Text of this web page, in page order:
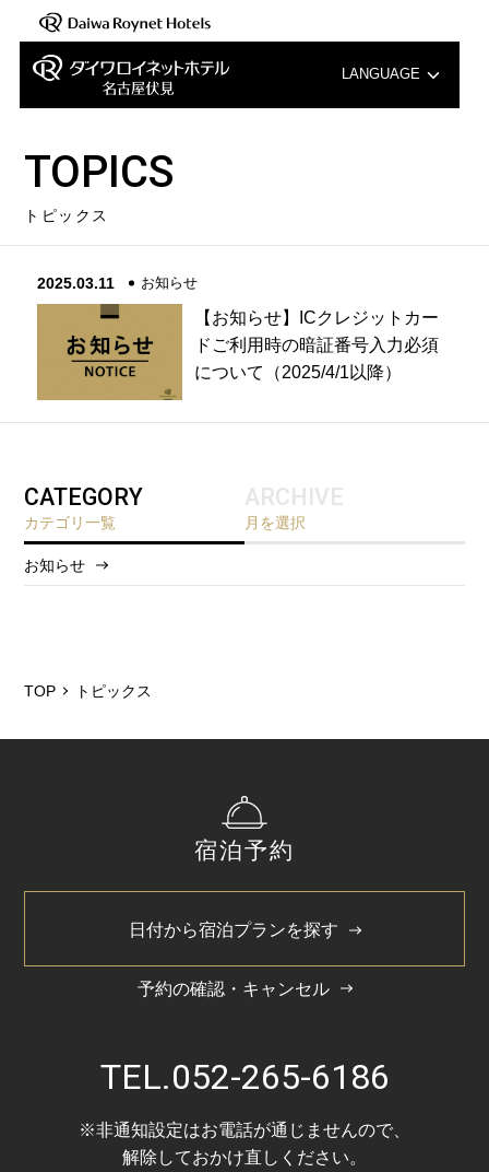
LANGUAGE
TOPICS
トピックス
2025.03.11 お知らせ
【お知らせ】ICクレジットカー
ドご利用時の暗証番号入力必須
について（2025/4/1以降）
CATEGORY
カテゴリ一覧
お知らせ
ARCHIVE
月を選択
2026/5
2024/5
TOP トピックス
宿泊予約
日付から宿泊プランを探す
予約の確認・キャンセル
TEL.052-265-6186
※非通知設定はお電話が通じませんので、
解除しておかけ直しください。